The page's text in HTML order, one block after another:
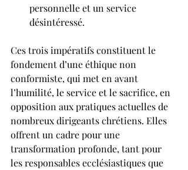
personnelle et un service
désintéressé.
Ces trois impératifs constituent le
fondement d’une éthique non
conformiste, qui met en avant
l’humilité, le service et le sacrifice, en
opposition aux pratiques actuelles de
nombreux dirigeants chrétiens. Elles
offrent un cadre pour une
transformation profonde, tant pour
les responsables ecclésiastiques que